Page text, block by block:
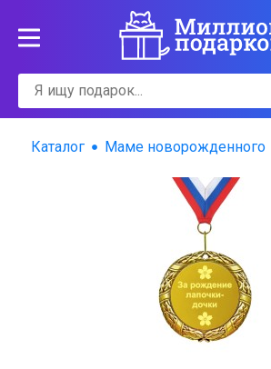
Каталог Маме новорожденного